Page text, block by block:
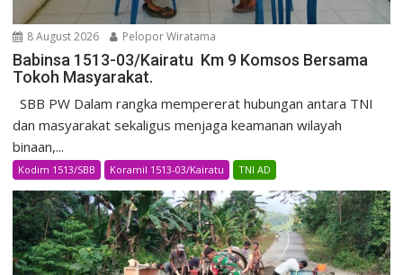
8 August 2026 Pelopor Wiratama
Babinsa 1513-03/Kairatu Km 9 Komsos Bersama
Tokoh Masyarakat.
SBB PW Dalam rangka mempererat hubungan antara TNI
dan masyarakat sekaligus menjaga keamanan wilayah
binaan,...
Kodim 1513/SBB Koramil 1513-03/Kairatu TNI AD